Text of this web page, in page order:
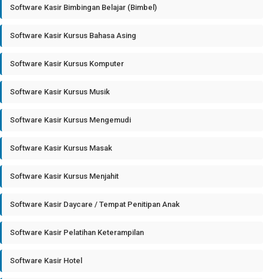
Software Kasir Bimbingan Belajar (Bimbel)
Software Kasir Kursus Bahasa Asing
Software Kasir Kursus Komputer
Software Kasir Kursus Musik
Software Kasir Kursus Mengemudi
Software Kasir Kursus Masak
Software Kasir Kursus Menjahit
Software Kasir Daycare / Tempat Penitipan Anak
Software Kasir Pelatihan Keterampilan
Software Kasir Hotel